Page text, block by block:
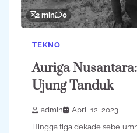
2 min 0
TEKNO
Auriga
Ujung Tanduk
admin
April 12, 2023
Hingga tiga dekade